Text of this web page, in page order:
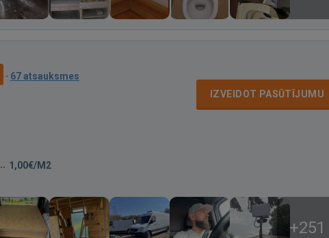
· 67 atsauksmes
IZVEIDOT PASŪTĪJUMU
1,00€/M2
+251